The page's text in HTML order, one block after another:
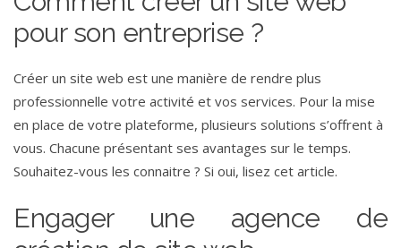
pour son entreprise ?
Créer un site web est une manière de rendre plus
professionnelle votre activité et vos services. Pour la mise
en place de votre plateforme, plusieurs solutions s’offrent à
vous. Chacune présentant ses avantages sur le temps.
Souhaitez-vous les connaitre ? Si oui, lisez cet article.
Engager une agence de